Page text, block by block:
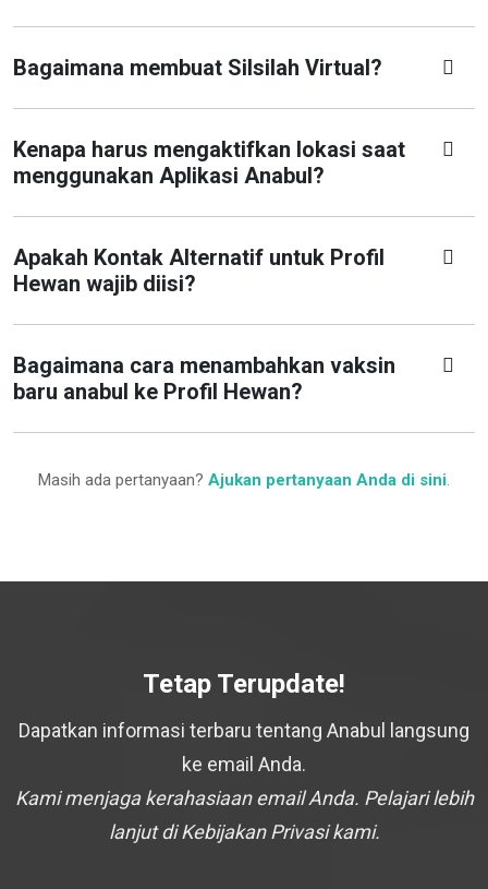
Bagaimana membuat Silsilah Virtual?
Kenapa harus mengaktifkan lokasi saat
menggunakan Aplikasi Anabul?
Apakah Kontak Alternatif untuk Profil
Hewan wajib diisi?
Bagaimana cara menambahkan vaksin
baru anabul ke Profil Hewan?
Masih ada pertanyaan? Ajukan pertanyaan Anda di sini.
Tetap Terupdate!
Dapatkan informasi terbaru tentang Anabul langsung
ke email Anda.
Kami menjaga kerahasiaan email Anda. Pelajari lebih
lanjut di Kebijakan Privasi kami.